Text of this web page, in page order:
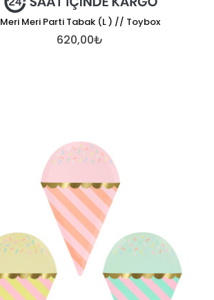
Meri Meri Parti Tabak (L ) // Toybox
620,00₺